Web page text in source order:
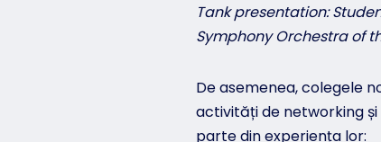
Tank presentation:
Symphony Orchestra of
De asemenea, colegele
activități de networking
parte din experiența lor: